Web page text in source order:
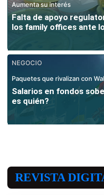
Aumenta su interés
Falta de apoyo
los family offices ante
NEGOCIO
Paquetes que rivalizan con
Salarios en fondos
es quién?
REVISTA